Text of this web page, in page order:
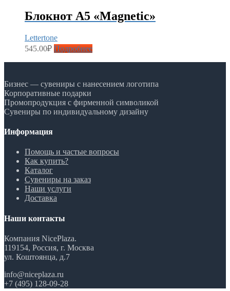
Блокнот А5 «Magnetic»
Lettertone
545.00₽ Подробнее
Бизнес — сувениры с нанесением логотипа
Корпоративные подарки
Промопродукция с фирменной символикой
Сувениры по индивидуальному дизайну
Информация
Помощь и частые вопросы
Как купить?
Каталог
Сувениры на заказ
Наши услуги
Доставка
Наши контакты
Компания NicePlaza.
119154, Россия, г. Москва
ул. Коштоянца, д.7
info@niceplaza.ru
+7 (495) 128-09-28